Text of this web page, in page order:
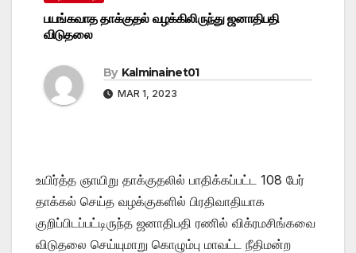
பயங்கவாத தாக்குதல் வழக்கிலிருந்து ஜனாதிபதி
விடுதலை
By Kalminainet01
MAR 1, 2023
உயிர்த்த ஞாயிறு தாக்குதலில் பாதிக்கப்பட்ட 108 பேர்
தாக்கல் செய்த வழக்குகளில் பிரதிவாதியாக
குறிப்பிடப்பட்டிருந்த ஜனாதிபதி ரணில் விக்ரமசிங்கவை
விடுதலை செய்யுமாறு கொழும்பு மாவட்ட நீதிமன்ற